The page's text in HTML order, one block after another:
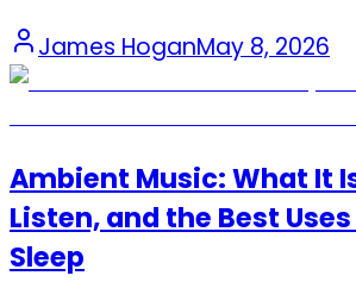
James HoganMay 8, 2026
Ambient Music: What It
Listen, and the Best
Sleep